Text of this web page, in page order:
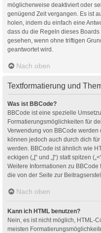
möglicherweise deaktiviert oder
genügend Zeit vergangen. Es ist
holen, indem du einfach eine
dass du die Regeln dieses
gesehen, wenn ohne triftigen
geantwortet wird.
Nach oben
Textformatierung und
Was ist BBCode?
BBCode ist eine spezielle
Formatierungsmöglichkeiten für
Verwendung von BBCode werden
können jedoch auch durch dich
werden. BBCode ist ähnlich wie
eckigen („[“ und „]“) statt spitzen
Weitere Informationen zu
die von der Seite zur
Nach oben
Kann ich HTML benutzen?
Nein, es ist nicht möglich, HTML-
meisten